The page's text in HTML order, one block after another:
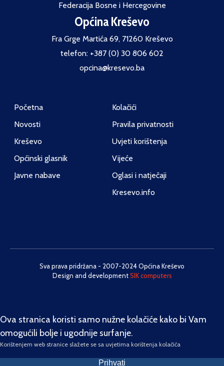
Federacija Bosne i Hercegovine
Općina Kreševo
Fra Grge Martića 69, 71260 Kreševo
telefon: +387 (0) 30 806 602
opcina@kresevo.ba
Početna
Novosti
Kreševo
Općinski glasnik
Javne nabave
Kolačići
Pravila privatnosti
Uvjeti korištenja
Vijeće
Oglasi i natječaji
Kresevo.info
Sva prava pridržana - 2007-2024 Općina Kreševo
Design and developmentSIK computers
Ova stranica koristi samo nužne kolačiće kako bi Vam
omogućili bolje i ugodnije surfanje.
Korištenjem web stranice slažete se sa uvjetima korištenja kolačića
Prihvati